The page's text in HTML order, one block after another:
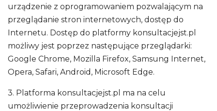
urządzenie z oprogramowaniem pozwalającym na
przeglądanie stron internetowych, dostęp do
Internetu. Dostęp do platformy konsultacjejst.pl
możliwy jest poprzez następujące przeglądarki:
Google Chrome, Mozilla Firefox, Samsung Internet,
Opera, Safari, Android, Microsoft Edge.
3. Platforma konsultacjejst.pl ma na celu
umożliwienie przeprowadzenia konsultacji